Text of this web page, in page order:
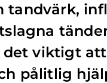
tandvärk,
viktigt
pålitlig